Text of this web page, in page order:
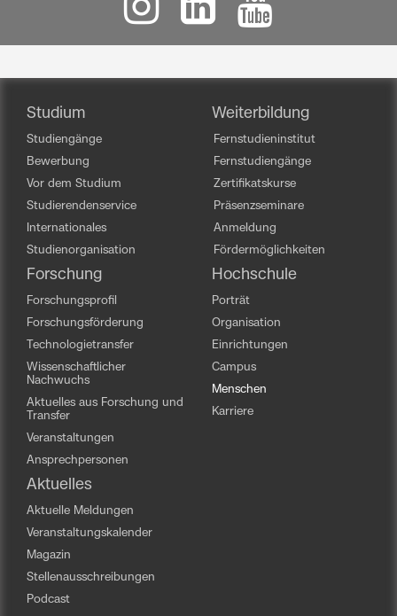
Studium
Studiengänge
Bewerbung
Vor dem Studium
Studierendenservice
Internationales
Studienorganisation
Weiterbildung
Fernstudieninstitut
Fernstudiengänge
Zertifikatskurse
Präsenzseminare
Anmeldung
Fördermöglichkeiten
Forschung
Forschungsprofil
Forschungsförderung
Technologietransfer
Wissenschaftlicher
Nachwuchs
Aktuelles aus Forschung und
Transfer
Veranstaltungen
Ansprechpersonen
Hochschule
Porträt
Organisation
Einrichtungen
Campus
Menschen
Karriere
Aktuelles
Aktuelle Meldungen
Veranstaltungskalender
Magazin
Stellenausschreibungen
Podcast